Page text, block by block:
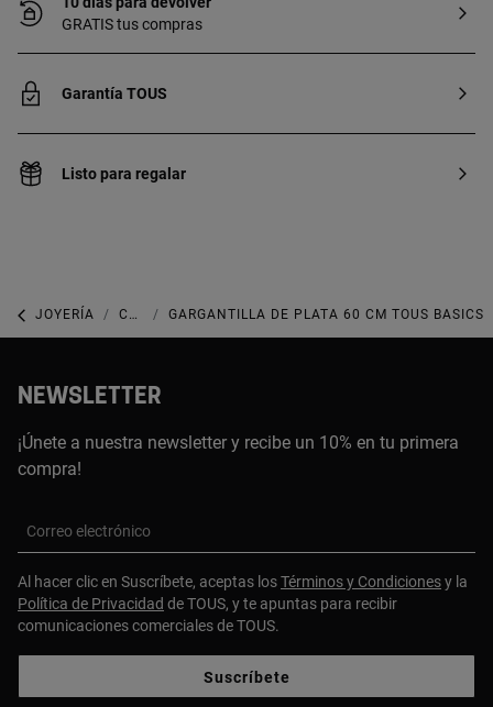
GRATIS tus compras
Garantía TOUS
Listo para regalar
JOYERÍA COLLARES GARGANTILLA DE PLATA 60 CM TOUS BASICS
NEWSLETTER
¡Únete a nuestra newsletter y recibe un 10% en tu primera
compra!
Correo electrónico
Al hacer clic en Suscríbete, aceptas losTérminos y Condicionesy la
Política de Privacidad de TOUS, y te apuntas para recibir
comunicaciones comerciales de TOUS.
Suscríbete